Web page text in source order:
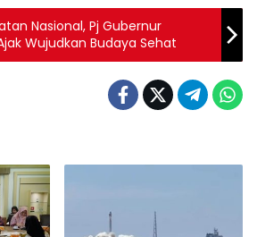
Nasional, Pj Gubernur
Wujudkan Budaya Sehat